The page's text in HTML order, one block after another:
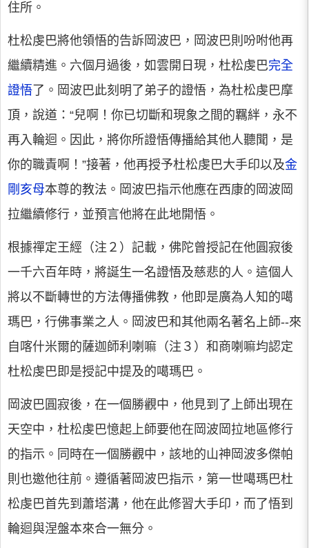
住所。
杜松虔巴將他領悟的告訴岡波巴，岡波巴則吩咐他再
繼續精進。六個月過後，如雲開日現，杜松虔巴完全
證悟 了。岡波巴此刻明了弟子的證悟，為杜松虔巴摩
頂，說道：“兒啊！你已切斷和現象之間的羈絆，永不
再入輪迴。因此，將你所證悟傳播給其他人聽聞，是
你的職責啊！”接著，他再授予杜松虔巴大手印以及金
剛亥母本尊的教法。岡波巴指示他應在西康的岡波岡
拉繼續修行，並預言他將在此地開悟。
根據禪定王經（注２）記載，佛陀曾授記在他圓寂後
一千六百年時，將誕生一名證悟及慈悲的人。這個人
將以不斷轉世的方法傳播佛教，他即是廣為人知的噶
瑪巴，行佛事業之人。岡波巴和其他兩名著名上師--來
自喀什米爾的薩迦師利喇嘛（注３）和商喇嘛均認定
杜松虔巴即是授記中提及的噶瑪巴。
岡波巴圓寂後，在一個勝觀中，他見到了上師出現在
天空中，杜松虔巴憶起上師要他在岡波岡拉地區修行
的指示。同時在一個勝觀中，該地的山神岡波多傑帕
則也邀他往前。遵循著岡波巴指示，第一世噶瑪巴杜
松虔巴首先到蕭塔溝，他在此修習大手印，而了悟到
輪迴與涅盤本來合一無分。